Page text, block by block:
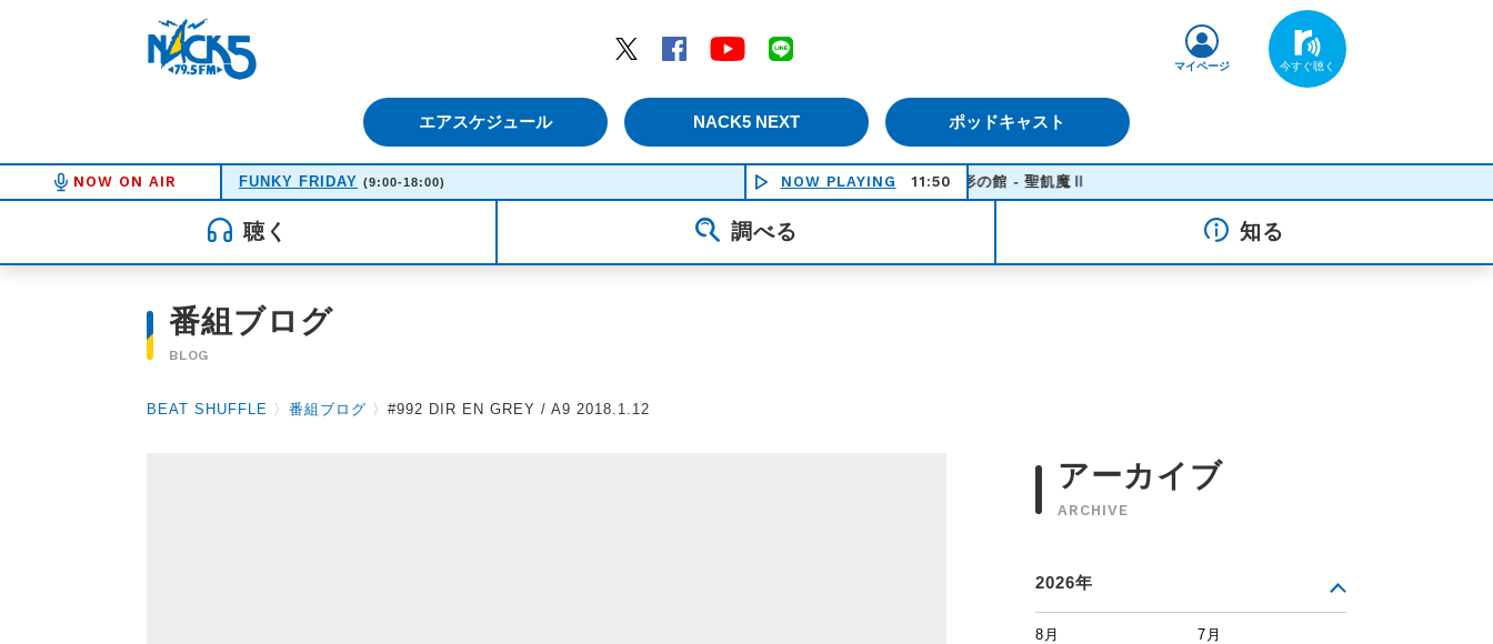
Twitter
Facebook YouTube
エアスケジュール NACK5 NEXT ポッドキャスト
マイページ
NOW ON AIR FUNKY FRIDAY (9:00-18:00) NOW PLAYING 11:50
蝋人形の館 - 聖飢魔Ⅱ
聴く 調べる 知る
番組ブログ
BLOG
BEAT SHUFFLE 〉 番組ブログ 〉 #992 DIR EN GREY / A9 2018.1.12
アーカイブ
ARCHIVE
2026年
8月 7月